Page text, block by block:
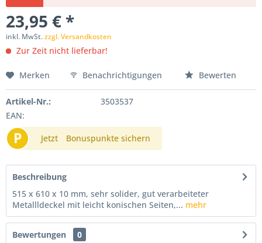
23,95 € *
inkl. MwSt.zzgl. Versandkosten
Zur Zeit nicht lieferbar!
Merken Benachrichtigungen Bewerten
Artikel-Nr.:
3503537
EAN:
P Jetzt Bonuspunkte sichern
Beschreibung
515 x 610 x 10 mm, sehr solider, gut verarbeiteter
Metallldeckel mit leicht konischen Seiten,... mehr
Bewertungen
0